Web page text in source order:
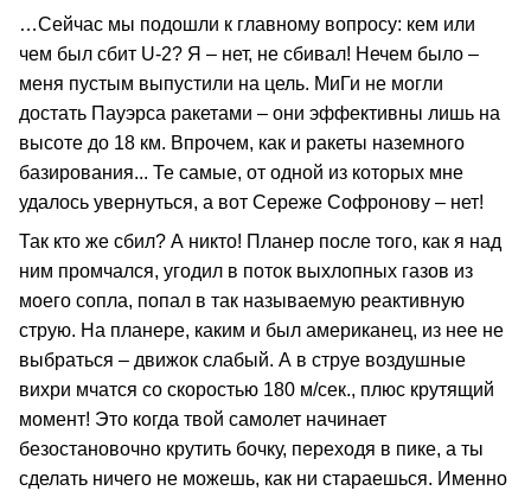
…Сейчас мы подошли к главному вопросу: кем или
чем был сбит U-2? Я – нет, не сбивал! Нечем было –
меня пустым выпустили на цель. МиГи не могли
достать Пауэрса ракетами – они эффективны лишь на
высоте до 18 км. Впрочем, как и ракеты наземного
базирования... Те самые, от одной из которых мне
удалось увернуться, а вот Сереже Софронову – нет!
Так кто же сбил? А никто! Планер после того, как я над
ним промчался, угодил в поток выхлопных газов из
моего сопла, попал в так называемую реактивную
струю. На планере, каким и был американец, из нее не
выбраться – движок слабый. А в струе воздушные
вихри мчатся со скоростью 180 м/сек., плюс крутящий
момент! Это когда твой самолет начинает
безостановочно крутить бочку, переходя в пике, а ты
сделать ничего не можешь, как ни стараешься. Именно